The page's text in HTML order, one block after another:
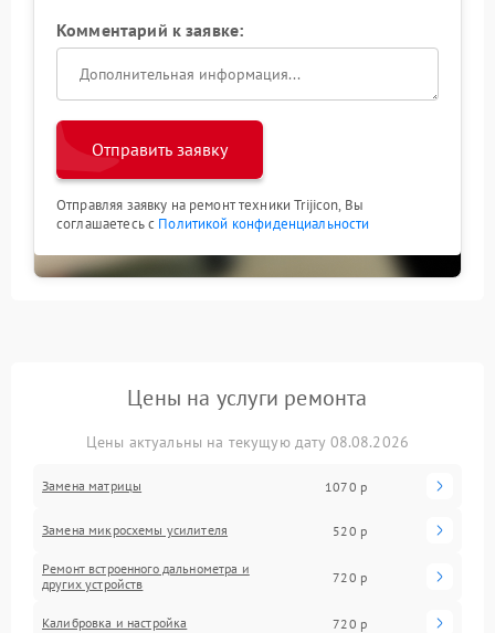
Комментарий к заявке:
Отправить заявку
Отправляя заявку на ремонт техники Trijicon, Вы
соглашаетесь с Политикой конфиденциальности
Цены на услуги ремонта
Цены актуальны на текущую дату 08.08.2026
Замена матрицы 1070 р
Замена микросхемы усилителя 520 р
Ремонт встроенного дальнометра и
других устройств
720 р
Калибровка и настройка 720 р